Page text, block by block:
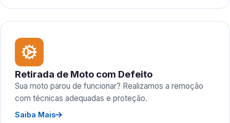
Retirada de Moto com Defeito
Sua moto parou de funcionar? Realizamos a remoção
com técnicas adequadas e proteção.
Saiba Mais